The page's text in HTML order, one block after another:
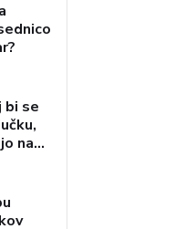
bi se
na